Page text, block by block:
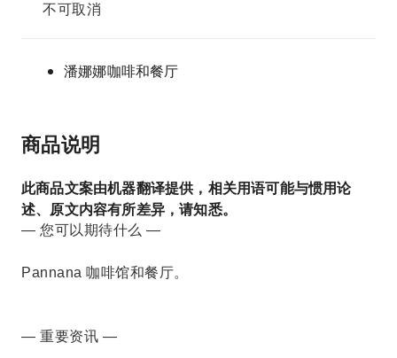
不可取消
潘娜娜咖啡和餐厅
商品说明
此商品文案由机器翻译提供，相关用语可能与惯用论
述、原文内容有所差异，请知悉。
— 您可以期待什么 —
Pannana 咖啡馆和餐厅。
— 重要资讯 —